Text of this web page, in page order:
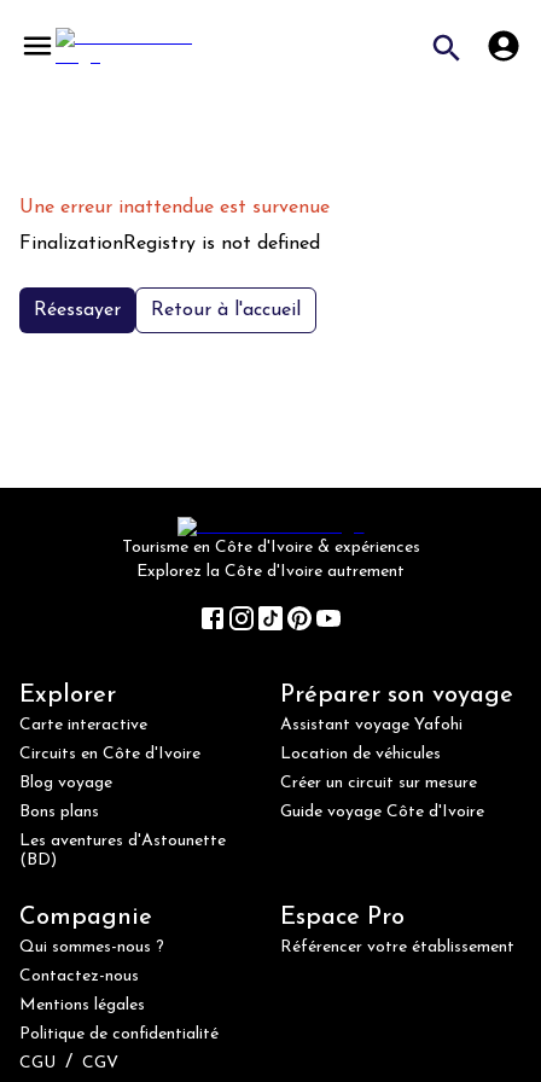
Une erreur inattendue est survenue
FinalizationRegistry is not defined
Réessayer Retour à l'accueil
Tourisme en Côte d'Ivoire & expériences
Explorez la Côte d'Ivoire autrement
Explorer
Carte interactive
Circuits en Côte d'Ivoire
Blog voyage
Bons plans
Les aventures d'Astounette
(BD)
Préparer son voyage
Assistant voyage Yafohi
Location de véhicules
Créer un circuit sur mesure
Guide voyage Côte d'Ivoire
Compagnie
Qui sommes-nous ?
Contactez-nous
Mentions légales
Politique de confidentialité
CGU / CGV
Espace Pro
Référencer votre établissement